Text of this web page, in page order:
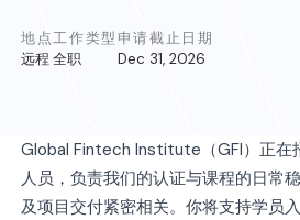
地点
远程
工作类型
全职
申请截止日期
Dec 31, 2026
Global Fintech Institute（GFI）正在
人员，负责我们的认证与课程的日常
及项目交付紧密相关。你将支持学员